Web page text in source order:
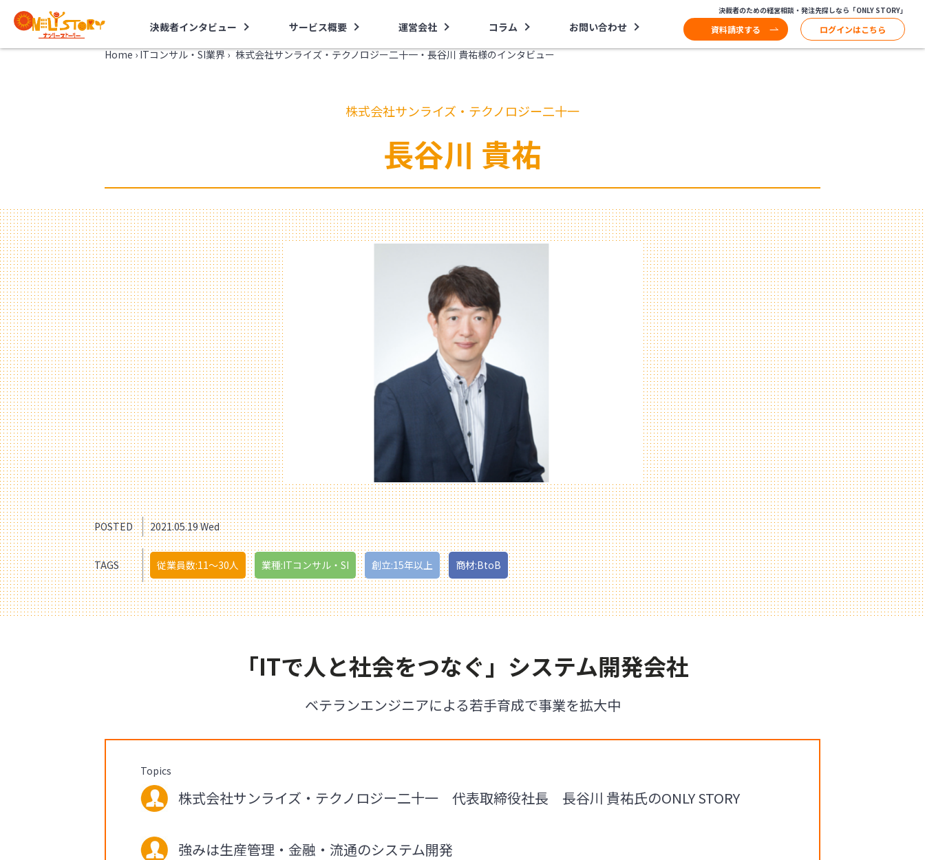
決裁者インタビュー サービス概要 運営会社 コラム お問い合わせ
決裁者のための経営相談・発注先探しなら「ONLY STORY」
資料請求する ログインはこちら
Home › ITコンサル・SI業界 › 株式会社サンライズ・テクノロジー二十一・長谷川 貴祐様のインタビュー
株式会社サンライズ・テクノロジー二十一
長谷川 貴祐
POSTED 2021.05.19 Wed
TAGS 従業員数:11〜30人 業種:ITコンサル・SI 創立:15年以上 商材:BtoB
「ITで人と社会をつなぐ」システム開発会社
ベテランエンジニアによる若手育成で事業を拡大中
Topics
株式会社サンライズ・テクノロジー二十一 代表取締役社長 長谷川 貴祐氏のONLY STORY
強みは生産管理・金融・流通のシステム開発